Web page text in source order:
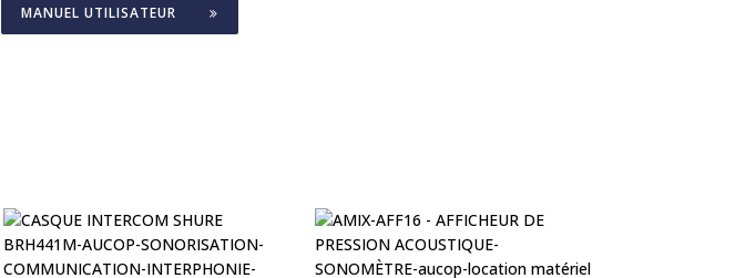
MANUEL UTILISATEUR